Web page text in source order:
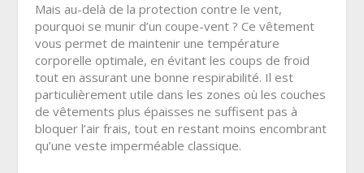
Mais au-delà de la protection contre le vent,
pourquoi se munir d’un coupe-vent ? Ce vêtement
vous permet de maintenir une température
corporelle optimale, en évitant les coups de froid
tout en assurant une bonne respirabilité. Il est
particulièrement utile dans les zones où les couches
de vêtements plus épaisses ne suffisent pas à
bloquer l’air frais, tout en restant moins encombrant
qu’une veste imperméable classique.